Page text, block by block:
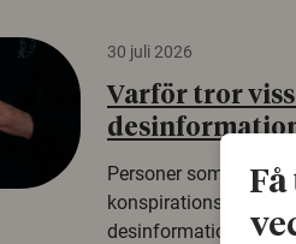
30 juli 2026
Varför tror
Personer som är mer
konspirationsteorier
desinformation. Det